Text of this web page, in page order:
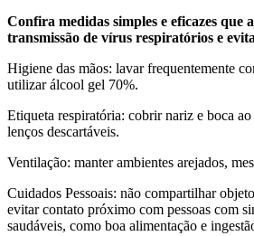
Confira medidas simples e eficazes que
transmissão de vírus respiratórios e
Higiene das mãos: lavar frequentemente
utilizar álcool gel 70%.
Etiqueta respiratória: cobrir nariz e boca
lenços descartáveis.
Ventilação: manter ambientes arejados,
Cuidados Pessoais: não compartilhar
evitar contato próximo com pessoas com
saudáveis, como boa alimentação e